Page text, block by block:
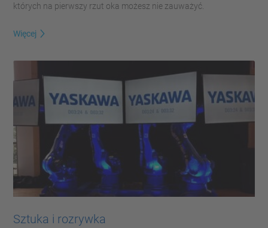
których na pierwszy rzut oka możesz nie zauważyć.
Więcej
Sztuka i rozrywka